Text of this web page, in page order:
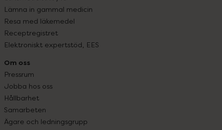
Lämna in gammal medicin
Resa med läkemedel
Receptregistret
Elektroniskt expertstöd, EES
Om oss
Pressrum
Jobba hos oss
Hållbarhet
Samarbeten
Ägare och ledningsgrupp